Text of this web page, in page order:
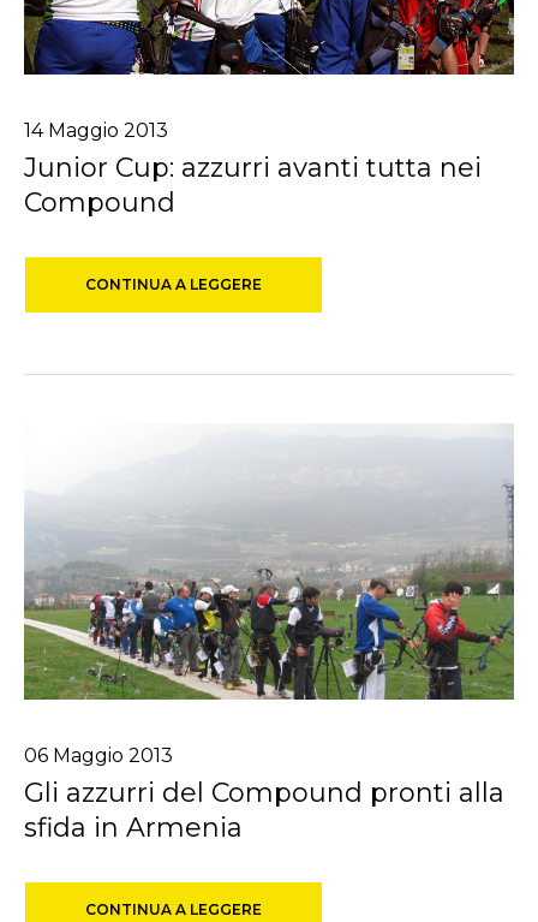
14 Maggio 2013
Junior Cup: azzurri avanti tutta nei
Compound
CONTINUA A LEGGERE
06 Maggio 2013
Gli azzurri del Compound pronti alla
sfida in Armenia
CONTINUA A LEGGERE